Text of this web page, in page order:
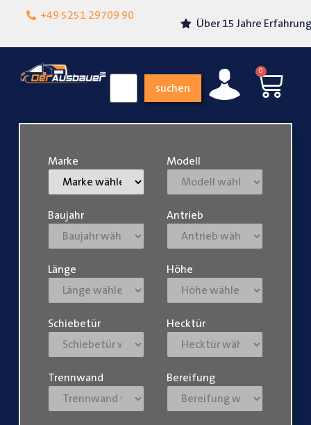
+49 5251 29709 90
Lokalgeschäft in
Über 15 Jahre Erfahrung
suchen
0
Marke Modell
Baujahr Antrieb
Länge Höhe
Schiebetür Hecktür
Trennwand Bereifung